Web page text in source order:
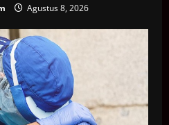
Agustus 8, 2026